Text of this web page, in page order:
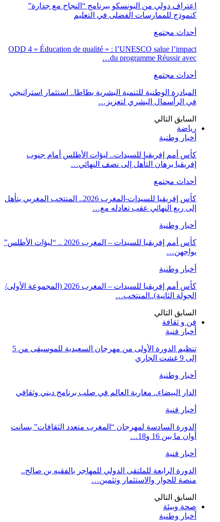
اعتراف دولي من اليونسكو ببرنامج “النجاح مع جدارة”
كنموذج للممارسات الفضلى في التعليم
أحداث مجتمع
ODD 4 « Éducation de qualité » : l’UNESCO salue l’impact
du programme Réussir avec…
أحداث مجتمع
المبادرة الوطنية للتنمية البشرية بطاطا.. استثمار استراتيجي
في الرأسمال البشري لتعزيز…
السابق التالي
رياضة
أخبار وطنية
كأس أمم إفريقيا للسيدات.. لبؤات الأطلس أمام جنوب
إفريقيا برهان التأهل إلى نصف النهائي…
أحداث مجتمع
كأس إفريقيا للسيدات-المغرب 2026.. المنتخب المغربي يتأهل
إلى ربع النهائي عقب تعادله مع…
أخبار وطنية
كأس أمم إفريقيا للسيدات – المغرب 2026 .. “لبؤات الأطلس”
يواجهن…
أخبار وطنية
كأس أمم إفريقيا للسيدات – المغرب 2026 (المجموعة الأولى/
الجولة الثانية)..المنتخب…
السابق التالي
فن و ثقافة
أخبار فنية
تنظيم الدورة الأولى من مهرجان السعيدية للموسيقى من 5
إلى 9 غشت الجاري
أخبار وطنية
الدار البيضاء.. مغاربة العالم في صلب برنامج ديني وثقافي
أخبار فنية
الدورة السادسة لمهرجان “المغرب متعدد الثقافات” بسانت
أوان ما بين 16 و18…
أخبار فنية
الدورة الرابعة للملتقى الدولي للمهاجر بالفقيه بن صالح..
منصة للحوار والاستثمار وتثمين…
السابق التالي
صحة وبيئة
أخبار وطنية